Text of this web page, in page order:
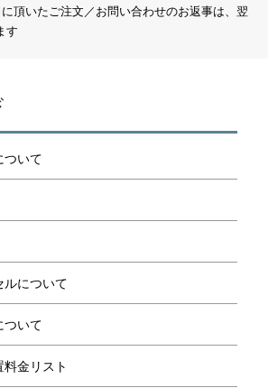
頂いたご注文／お問い合わせのお返事は、翌
す
ついて
について
ついて
金リスト